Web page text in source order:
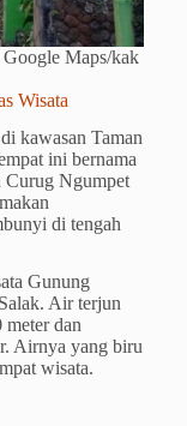
Maps/kak
Wisata
kawasan Taman
ini bernama
Curug Ngumpet
di tengah
Gunung
Air terjun
dan
Airnya yang biru
wisata.